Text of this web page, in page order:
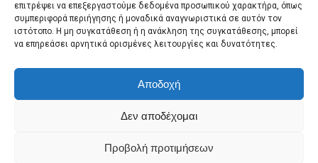
επιτρέψει να επεξεργαστούμε δεδομένα προσωπικού χαρακτήρα, όπως
συμπεριφορά περιήγησης ή μοναδικά αναγνωριστικά σε αυτόν τον
ιστότοπο. Η μη συγκατάθεση ή η ανάκληση της συγκατάθεσης, μπορεί
να επηρεάσει αρνητικά ορισμένες λειτουργίες και δυνατότητες.
Αποδοχή
Δεν αποδέχομαι
Προβολή προτιμήσεων
Ωρες Λειτουργίας:
Δευτέρα – Παρασκευή 10:00 – 17:00